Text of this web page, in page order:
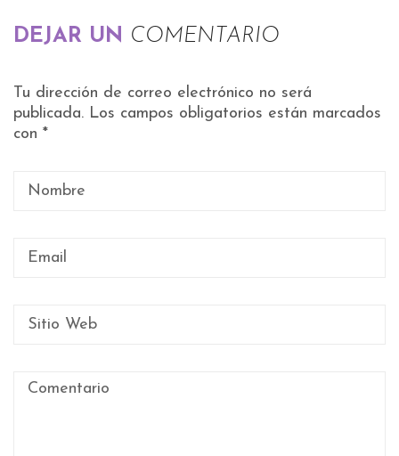
DEJAR UN COMENTARIO
Tu dirección de correo electrónico no será
publicada. Los campos obligatorios están marcados
con *